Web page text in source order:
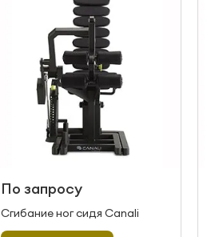
По запросу
Сгибание ног сидя Canali